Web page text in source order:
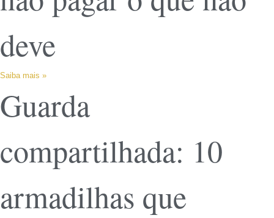
deve
Saiba mais »
Guarda
compartilhada: 10
armadilhas que